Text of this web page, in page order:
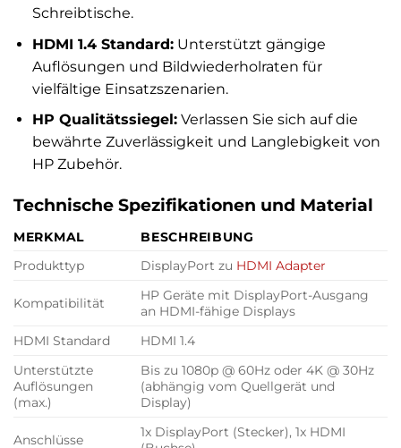
Schreibtische.
HDMI 1.4 Standard:Unterstützt gängige
Auflösungen und Bildwiederholraten für
vielfältige Einsatzszenarien.
HP Qualitätssiegel:Verlassen Sie sich auf die
bewährte Zuverlässigkeit und Langlebigkeit von
HP Zubehör.
Technische Spezifikationen und Material
MERKMAL
BESCHREIBUNG
Produkttyp
DisplayPort zu HDMI Adapter
Kompatibilität
HP Geräte mit DisplayPort-Ausgang
an HDMI-fähige Displays
HDMI Standard
HDMI 1.4
Unterstützte
Auflösungen
(max.)
Bis zu 1080p @ 60Hz oder 4K @ 30Hz
(abhängig vom Quellgerät und
Display)
Anschlüsse
1x DisplayPort (Stecker), 1x HDMI